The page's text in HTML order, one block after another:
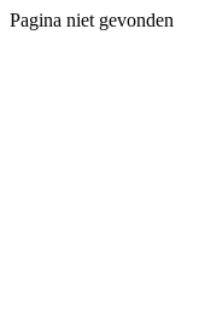
Pagina niet gevonden